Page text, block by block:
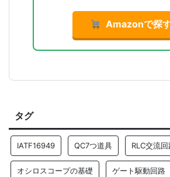
Amazonで探
タグ
IATF16949 QC7つ道具 RLC交流
オシロスコープの基礎 ゲート駆動回路